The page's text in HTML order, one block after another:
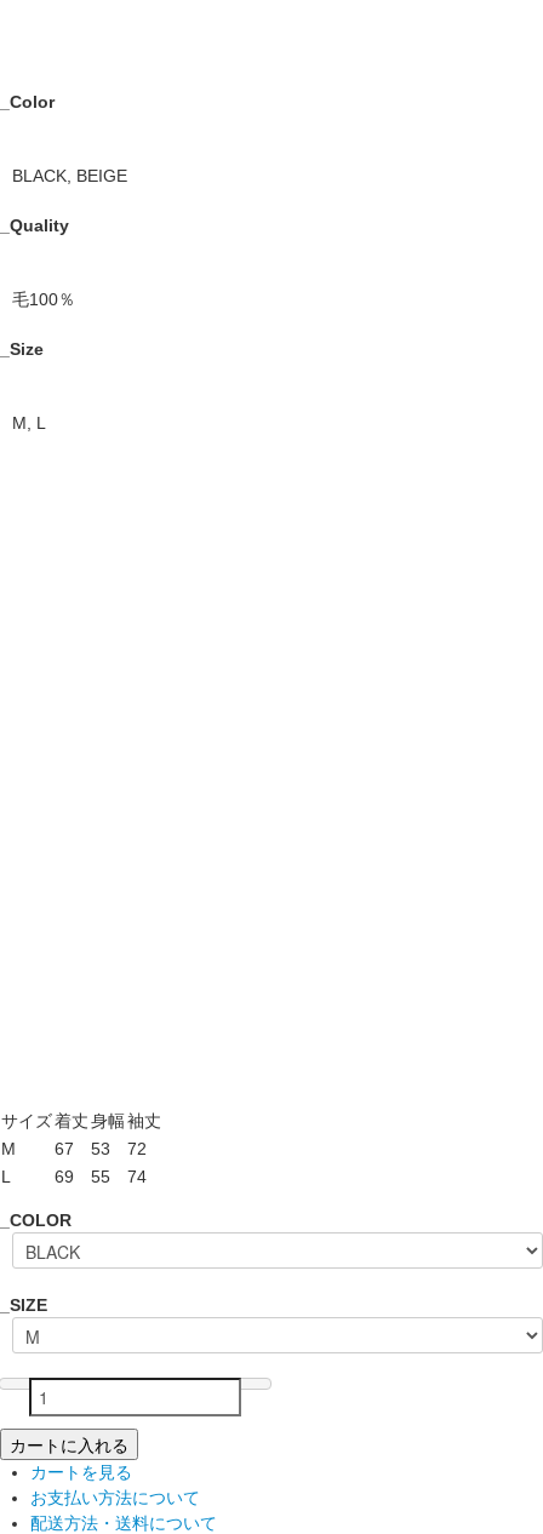
_Color
BLACK, BEIGE
_Quality
毛100％
_Size
M, L
サイズ着丈身幅袖丈
M
67 53
72
L
69 55 74
_COLOR
_SIZE
カートに入れる
カートを見る
お支払い方法について
配送方法・送料について